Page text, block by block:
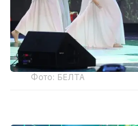
Фото: БЕЛТА